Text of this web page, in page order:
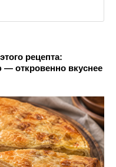
рецепта:
— откровенно вкуснее